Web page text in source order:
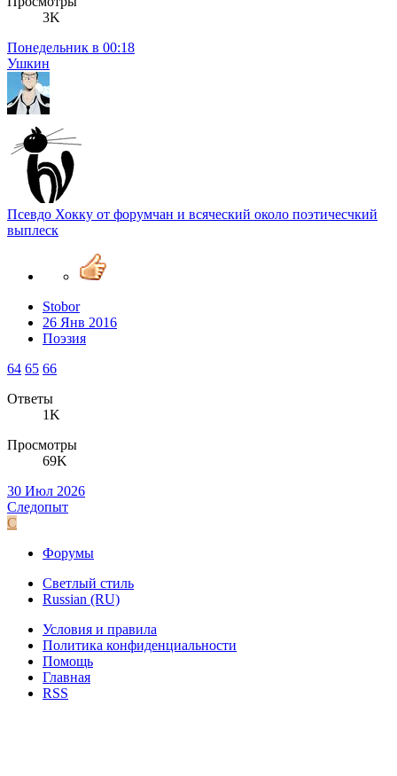
3K
Понедельник в 00:18
Ушкин
Псевдо Хокку от форумчан и всяческий около поэтичесчкий
выплеск
Stobor
26 Янв 2016
Поэзия
64 65 66
Ответы
1K
Просмотры
69K
30 Июл 2026
Следопыт
С
Форумы
Светлый стиль
Russian (RU)
Условия и правила
Политика конфиденциальности
Помощь
Главная
RSS